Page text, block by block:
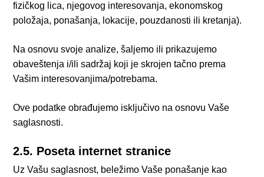
fizičkog lica, njegovog interesovanja, ekonomskog
položaja, ponašanja, lokacije, pouzdanosti ili kretanja).
Na osnovu svoje analize, šaljemo ili prikazujemo
obaveštenja i/ili sadržaj koji je skrojen tačno prema
Vašim interesovanjima/potrebama.
Ove podatke obrađujemo isključivo na osnovu Vaše
saglasnosti.
2.5. Poseta internet stranice
Uz Vašu saglasnost, beležimo Vaše ponašanje kao